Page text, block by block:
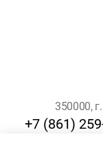
350000,
+7 (861)